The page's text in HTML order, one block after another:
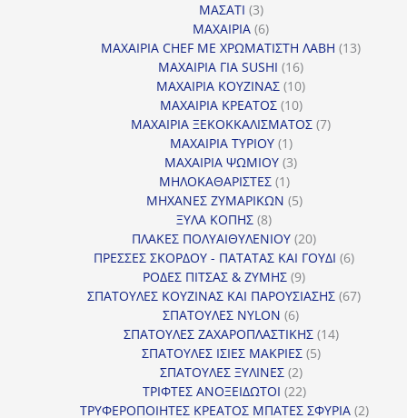
ΜΑΣΑΤΙ 33
προϊόντα
ΜΑΧΑΙΡΙΑ 66
προϊόντα
ΜΑΧΑΙΡΙΑ CHEF ΜΕ ΧΡΩΜΑΤΙΣΤΗ ΛΑΒΗ 1313
ΜΑΧΑΙΡΙΑ ΓΙΑ SUSHI 1616
προϊόντα
ΜΑΧΑΙΡΙΑ ΚΟΥΖΙΝΑΣ 1010
προϊόντα
ΜΑΧΑΙΡΙΑ ΚΡΕΑΤΟΣ 1010
προϊόντα
ΜΑΧΑΙΡΙΑ ΞΕΚΟΚΚΑΛΙΣΜΑΤΟΣ 77
ΜΑΧΑΙΡΙΑ ΤΥΡΙΟΥ 11
προϊόν
ΜΑΧΑΙΡΙΑ ΨΩΜΙΟΥ 33
ΜΗΛΟΚΑΘΑΡΙΣΤΕΣ 11
προϊόν
ΜΗΧΑΝΕΣ ΖΥΜΑΡΙΚΩΝ 55
ΞΥΛΑ ΚΟΠΗΣ 88
προϊόντα
ΠΛΑΚΕΣ ΠΟΛΥΑΙΘΥΛΕΝΙΟΥ 2020
προϊόντα
ΠΡΕΣΣΕΣ ΣΚΟΡΔΟΥ - ΠΑΤΑΤΑΣ ΚΑΙ ΓΟΥΔΙ 66
ΡΟΔΕΣ ΠΙΤΣΑΣ & ΖΥΜΗΣ 99
προϊόντα
ΣΠΑΤΟΥΛΕΣ ΚΟΥΖΙΝΑΣ ΚΑΙ ΠΑΡΟΥΣΙΑΣΗΣ 6767
ΣΠΑΤΟΥΛΕΣ NYLON 66
προϊόντα
ΣΠΑΤΟΥΛΕΣ ΖΑΧΑΡΟΠΛΑΣΤΙΚΗΣ 1414
ΣΠΑΤΟΥΛΕΣ ΙΣΙΕΣ ΜΑΚΡΙΕΣ 55
ΣΠΑΤΟΥΛΕΣ ΞΥΛΙΝΕΣ 22
προϊόντα
ΤΡΙΦΤΕΣ ΑΝΟΞΕΙΔΩΤΟΙ 2222
προϊόντα
ΤΡΥΦΕΡΟΠΟΙΗΤΕΣ ΚΡΕΑΤΟΣ ΜΠΑΤΕΣ ΣΦΥΡΙΑ 22